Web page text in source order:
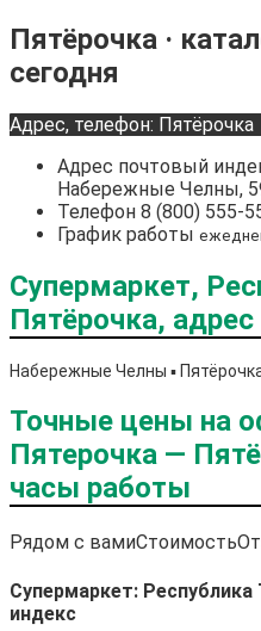
Пятёрочка ·
сегодня
Адрес, телефон: Пятёрочка
Адрес почтовый
Набережные Челны,
Телефон 8 (800) 555-
График работы
Супермаркет,
Пятёрочка, адрес
Набережные Челны ▪️
Точные цены на
Пятерочка —
часы работы
Рядом с вамиСтоимость
Супермаркет:
индекс